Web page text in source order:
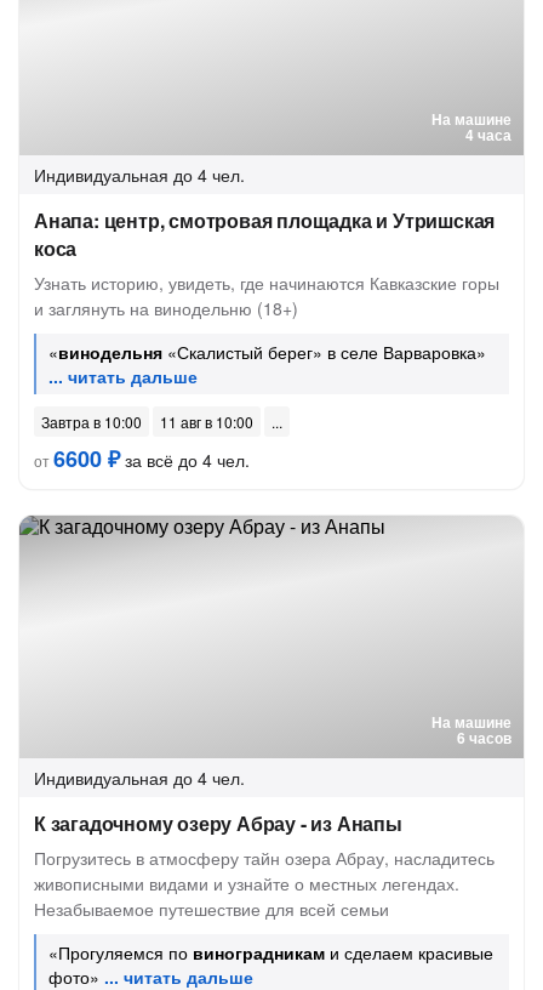
На машине
4 часа
Индивидуальная до 4 чел.
Анапа: центр, смотровая площадка и Утришская
коса
Узнать историю, увидеть, где начинаются Кавказские горы
и заглянуть на винодельню (18+)
«винодельня «Скалистый берег» в селе Варваровка»
Завтра в 10:00
11 авг в 10:00
от6600 ₽за всё до 4 чел.
На машине
6 часов
Индивидуальная до 4 чел.
К загадочному озеру Абрау - из Анапы
Погрузитесь в атмосферу тайн озера Абрау, насладитесь
живописными видами и узнайте о местных легендах.
Незабываемое путешествие для всей семьи
«Прогуляемся по виноградникам и сделаем красивые
фото»